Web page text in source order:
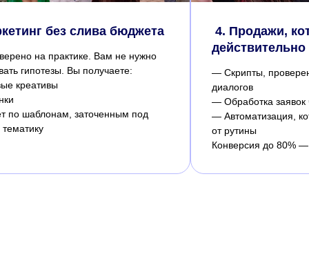
без слива бюджета
на практике. Вам не нужно
гипотезы. Вы получаете:
креативы
по шаблонам, заточенным под
тематику
4. Продажи,
— Скрипты,
диалогов
— Обработка заявок
— Автоматизация,
от рутины
Конверсия до 80%